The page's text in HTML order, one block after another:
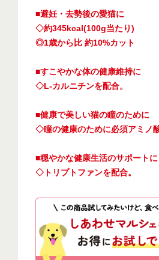
■避妊・去勢後の愛猫に
◇約345kcal(100g当たり)
◎1歳から比 約10%カット
■すこやかな体の健康維持に
◇L-カルニチンを配合。
■健康で美しい猫の瞳のために
◇瞳の健康のために必須アミノ
■穏やかな健康生活のサポートに
◇トリプトファンを配合。